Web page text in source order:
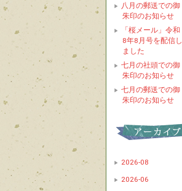
八月の郵送での御
朱印のお知らせ
「桜メール」令和
8年8月号を配信し
ました
七月の社頭での御
朱印のお知らせ
七月の郵送での御
朱印のお知らせ
2026-08
2026-06